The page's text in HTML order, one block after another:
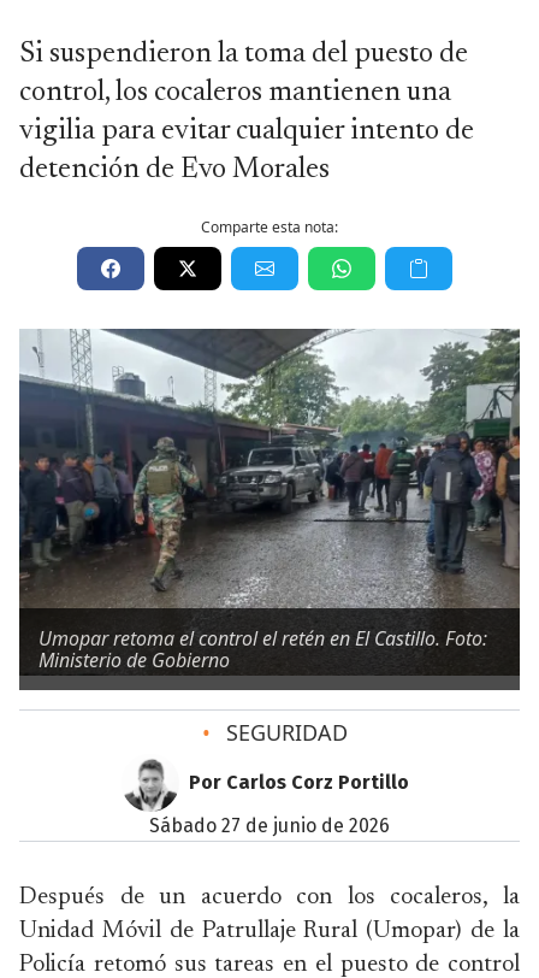
Si suspendieron la toma del puesto de
control, los cocaleros mantienen una
vigilia para evitar cualquier intento de
detención de Evo Morales
Comparte esta nota:
Umopar retoma el control el retén en El Castillo. Foto:
Ministerio de Gobierno
• SEGURIDAD
Por Carlos Corz Portillo
sábado 27 de junio de 2026
Después de un acuerdo con los cocaleros, la
Unidad Móvil de Patrullaje Rural (Umopar) de la
Policía retomó sus tareas en el puesto de control